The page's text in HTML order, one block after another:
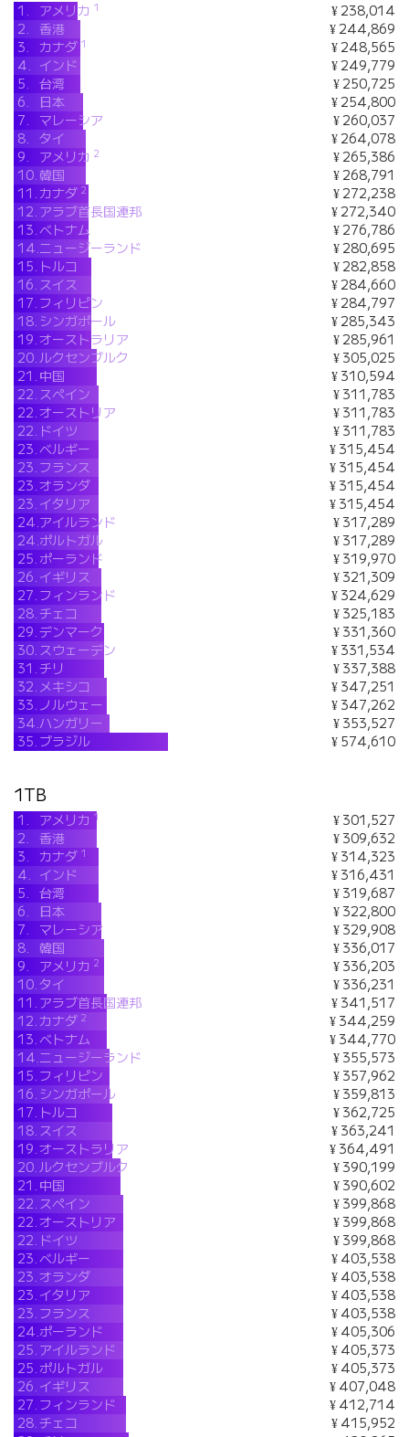
1. アメリカ 1
¥ 238,014
2.
香港
¥ 244,869
3.
カナダ 1
¥ 248,565
4.
インド
¥ 249,779
5.
台湾
¥ 250,725
6.
日本
¥ 254,800
7.
マレーシア
¥ 260,037
8.
タイ
¥ 264,078
9.
アメリカ 2
¥ 265,386
10.韓国
¥ 268,791
11.カナダ 2
¥ 272,238
12. アラブ首長国連邦
¥ 272,340
13.ベトナム
¥ 276,786
14.ニュージーランド
¥ 280,695
15. トルコ
¥ 282,858
16. スイス
¥ 284,660
17. フィリピン
¥ 284,797
18. シンガポール
¥ 285,343
19.オーストラリア
¥ 285,961
20.ルクセンブルク
¥ 305,025
21. 中国
¥ 310,594
22. スペイン
¥ 311,783
22.オーストリア
¥ 311,783
22. ドイツ
¥ 311,783
23.ベルギー
¥ 315,454
23. フランス
¥ 315,454
23.オランダ
¥ 315,454
23. イタリア
¥ 315,454
24.アイルランド
¥ 317,289
24.ポルトガル
¥ 317,289
25. ポーランド
¥ 319,970
26. イギリス
¥ 321,309
27. フィンランド
¥ 324,629
28.チェコ
¥ 325,183
29.デンマーク
¥ 331,360
30. スウェーデン
¥ 331,534
31.チリ
¥ 337,388
32. メキシコ
¥ 347,251
33. ノルウェー
¥ 347,262
34.ハンガリー
¥ 353,527
35. ブラジル ¥ 574,610
1TB
1. アメリカ 1
¥ 301,527
2.
香港
¥ 309,632
3.
カナダ 1
¥ 314,323
4.
インド
¥ 316,431
5.
台湾
¥ 319,687
6.
日本
¥ 322,800
7.
マレーシア
¥ 329,908
8.
韓国
¥ 336,017
9.
アメリカ 2
¥ 336,203
10.タイ
¥ 336,231
11. アラブ首長国連邦
¥ 341,517
12. カナダ 2
¥ 344,259
13.ベトナム
¥ 344,770
14.ニュージーランド
¥ 355,573
15. フィリピン
¥ 357,962
16. シンガポール
¥ 359,813
17. トルコ
¥ 362,725
18. スイス
¥ 363,241
19.オーストラリア
¥ 364,491
20.ルクセンブルク
¥ 390,199
21. 中国
¥ 390,602
22. スペイン
¥ 399,868
22.オーストリア
¥ 399,868
22. ドイツ
¥ 399,868
23.ベルギー
¥ 403,538
23.オランダ
¥ 403,538
23. イタリア
¥ 403,538
23. フランス
¥ 403,538
24.ポーランド
¥ 405,306
25. アイルランド
¥ 405,373
25. ポルトガル
¥ 405,373
26. イギリス
¥ 407,048
27. フィンランド
¥ 412,714
28.チェコ
¥ 415,952